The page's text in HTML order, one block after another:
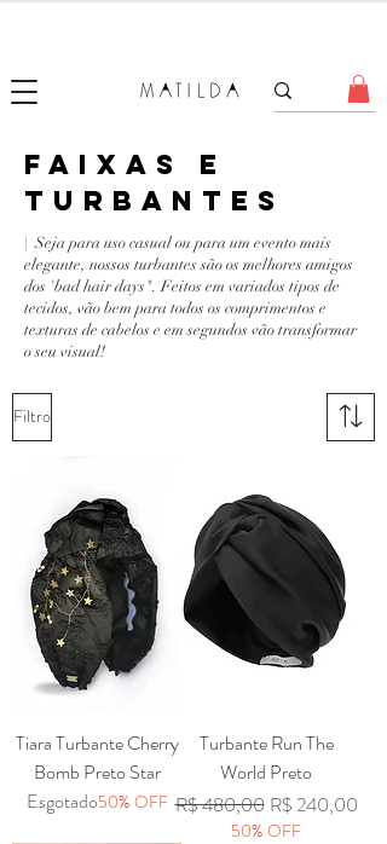
FAIXAS E
TURBANTES
| Seja para uso casual ou para um evento mais
elegante, nossos turbantes são os melhores amigos
dos 'bad hair days". Feitos em variados tipos de
tecidos, vão bem para todos os comprimentos e
texturas de cabelos e em segundos vão transformar
o seu visual!
Filtro
Tiara Turbante Cherry
Bomb Preto Star
Esgotado50% OFF
Turbante Run The
World Preto
Preço normal
R$ 480,00 Preço
R$ 240,00
50% OFF